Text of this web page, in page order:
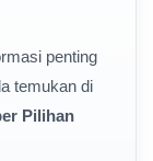
penting
temukan di
Pilihan